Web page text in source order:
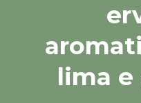
lima